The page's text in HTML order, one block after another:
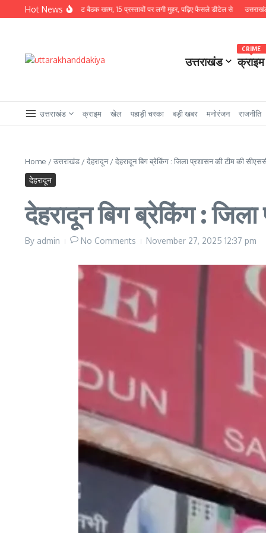
Skip to content
Hot News
अध्यक्षता में कैबिनेट बैठक खत्म, 15 प्रस्तावों पर लगी मुहर, पढ़िए फैसले डीटेल से उत्तराखंड से बड़ी
उत्तराखंड क्राइम
CRIME
उत्तराखंड क्राइम खेल पहाड़ी चस्का बड़ी खबर मनोरंजन राजनीति
Home /उत्तराखंड /देहरादून/देहरादून बिग ब्रेकिंग : जिला प्रशासन की टीम की
देहरादून
देहरादून बिग ब्रेकिंग :
By admin No Comments November 27, 2025 12:37 pm